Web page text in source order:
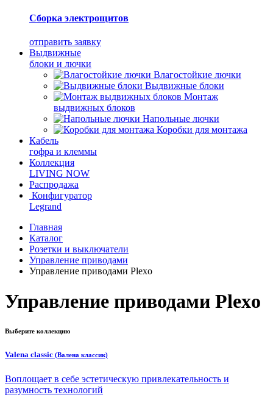
Сборка электрощитов
отправить заявку
Выдвижные
блоки и лючки
Влагостойкие лючки
Выдвижные блоки
Монтаж
выдвижных блоков
Напольные лючки
Коробки для монтажа
Кабель
гофра и клеммы
Коллекция
LIVING NOW
Распродажа
Конфигуратор
Legrand
Главная
Каталог
Розетки и выключатели
Управление приводами
Управление приводами Plexo
Управление приводами Plexo
Выберите коллекцию
Valena classic (Валена классик)
Воплощает в себе эстетическую привлекательность и
разумность технологий